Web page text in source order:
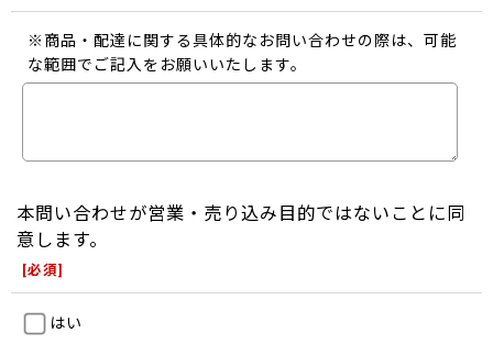
※商品・配達に関する具体的なお問い合わせの際は、可能
な範囲でご記入をお願いいたします。
本問い合わせが営業・売り込み目的ではないことに同
意します。
[必須]
はい